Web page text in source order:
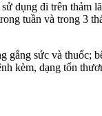
dụng đi trên thảm
tuần và trong 3
gắng sức và thuốc;
kèm, dạng tổn